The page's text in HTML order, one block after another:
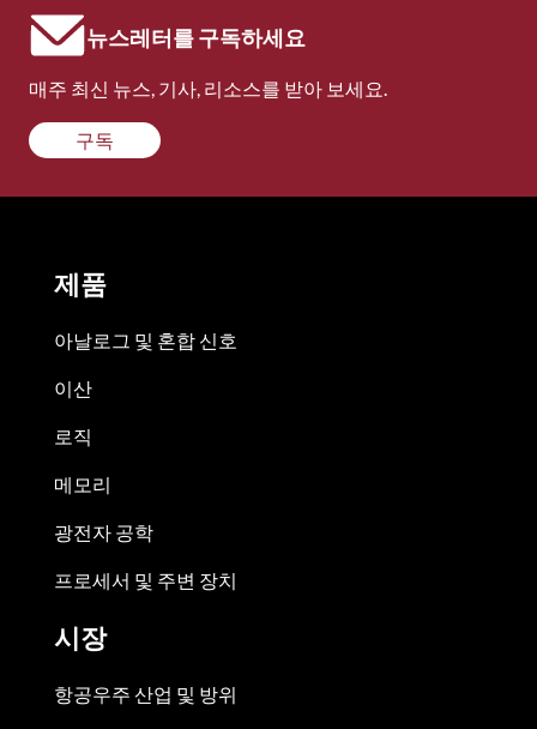
뉴스레터를 구독하세요
매주 최신 뉴스, 기사, 리소스를 받아 보세요.
구독
제품
아날로그 및 혼합 신호
이산
로직
메모리
광전자 공학
프로세서 및 주변 장치
시장
항공우주 산업 및 방위